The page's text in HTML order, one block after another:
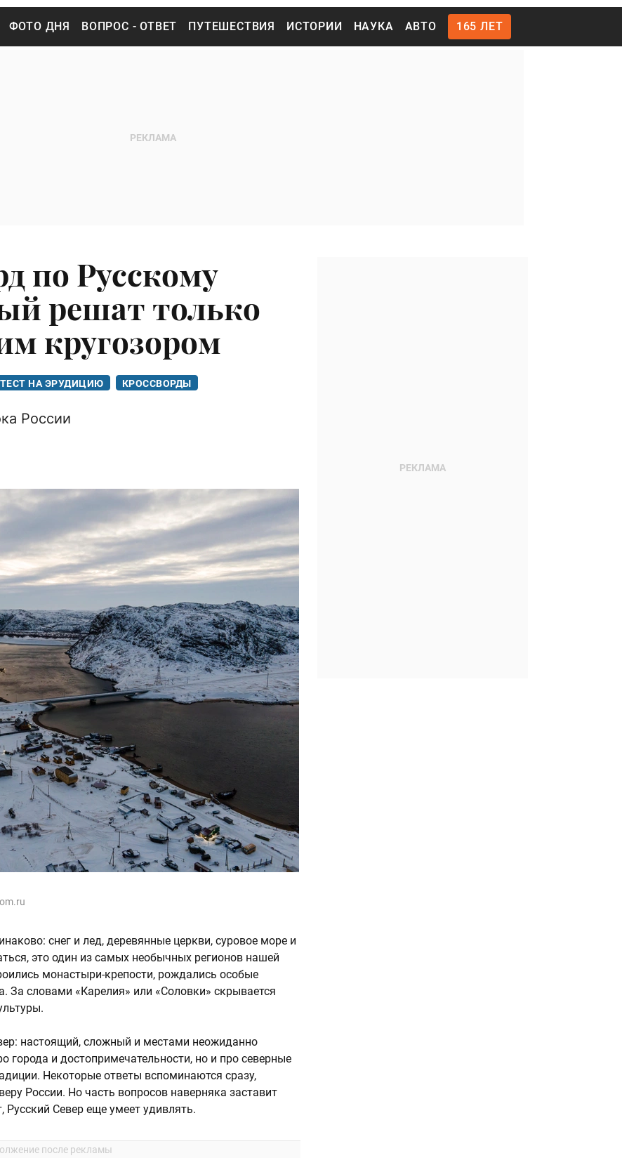
ФОТО ДНЯ ВОПРОС - ОТВЕТ ПУТЕШЕСТВИЯ ИСТОРИИ НАУКА АВТО 165 ЛЕТ
по Русскому
решат только
кругозором
ТЕСТ НА ЭРУДИЦИЮ КРОССВОРДЫ
России
снег и лед, деревянные церкви, суровое море и
это один из самых необычных регионов нашей
монастыри-крепости, рождались особые
За словами «Карелия» или «Соловки» скрывается
настоящий, сложный и местами неожиданно
города и достопримечательности, но и про северные
Некоторые ответы вспоминаются сразу,
России. Но часть вопросов наверняка заставит
Север еще умеет удивлять.